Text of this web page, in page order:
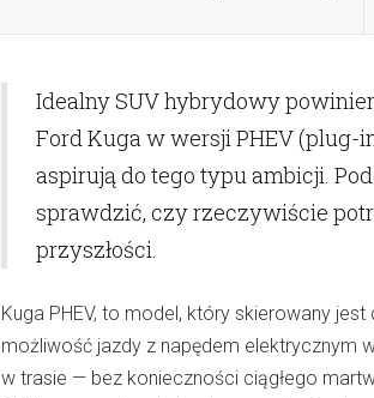
Idealny SUV hybrydowy
Ford Kuga w wersji PHEV (plug-
aspirują do tego typu ambicji.
sprawdzić, czy rzeczywiście
przyszłości.
Kuga PHEV, to model, który skierowany
możliwość jazdy z napędem elektrycznym
w trasie — bez konieczności ciągłego